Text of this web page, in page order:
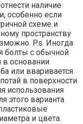
наличие
особенно если
схеме и
пространству
P.s. Иногда
болты с обычной
основании
или вваривается
в поверхности
использования
этого варианта
и цвета.